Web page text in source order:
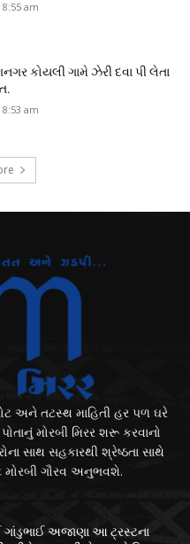
am
કોયલી ગામે ઝેરી દવા પી લેતા
am
અને તટસ્થ માહિતી હર પળ ઘરે
મોરબી મિરર શરૂ કરવાનો
સાથ સહકારથી શ્રેષ્ઠતા સાથે
મોરબી ગૌરવ અનુભવશે.
ગાંડુભાઈ અજાણા આ ટ્રસ્ટના